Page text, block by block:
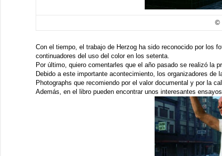
©
Con el tiempo, el trabajo de Herzog ha sido reconocido por los
continuadores del uso del color en los setenta.
Por último, quiero comentarles que el año pasado se realizó la
Debido a este importante acontecimiento, los organizadores de
Photographs que recomiendo por el valor documental y por la
Además, en el libro pueden encontrar unos interesantes